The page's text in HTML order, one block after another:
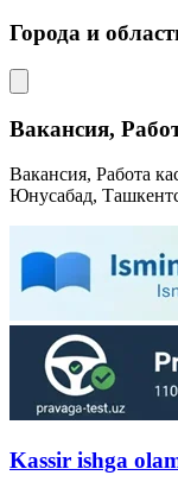
Города и
Вакансия,
Вакансия, Работа
Юнусабад,
Kassir ishga